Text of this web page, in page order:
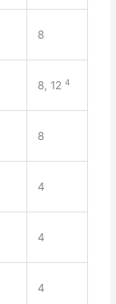
8
8, 124
8
4
4
4